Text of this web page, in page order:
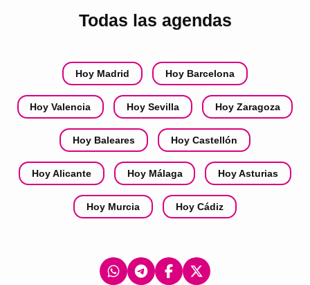
Todas las agendas
Hoy Madrid Hoy Barcelona
Hoy Valencia Hoy Sevilla Hoy Zaragoza
Hoy Baleares Hoy Castellón
Hoy Alicante Hoy Málaga Hoy Asturias
Hoy Murcia Hoy Cádiz